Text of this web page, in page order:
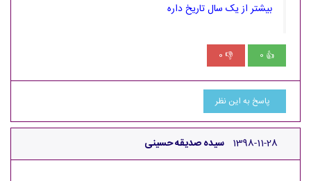
بیشتر از یک سال تاریخ داره
👍
0
👎
0
پاسخ به این نظر
سیده صدیقه حسینی 1398-11-28